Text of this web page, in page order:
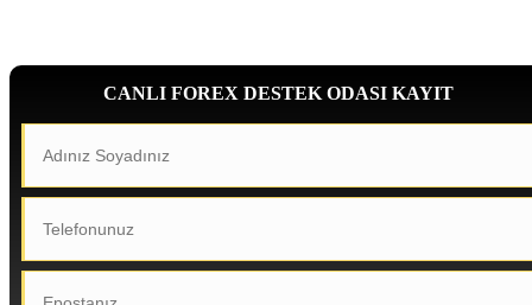
CANLI FOREX DESTEK ODASI KAYIT